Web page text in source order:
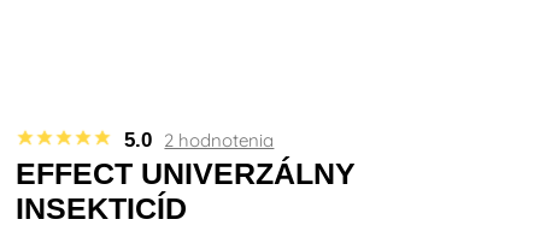
5.0 2 hodnotenia
EFFECT UNIVERZÁLNY
INSEKTICÍD